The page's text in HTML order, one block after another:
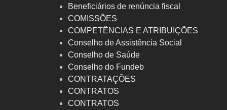
Beneficiários de renúncia fiscal
COMISSÕES
COMPETÊNCIAS E ATRIBUIÇÕES
Conselho de Assistência Social
Conselho de Saúde
Conselho do Fundeb
CONTRATAÇÕES
CONTRATOS
CONTRATOS